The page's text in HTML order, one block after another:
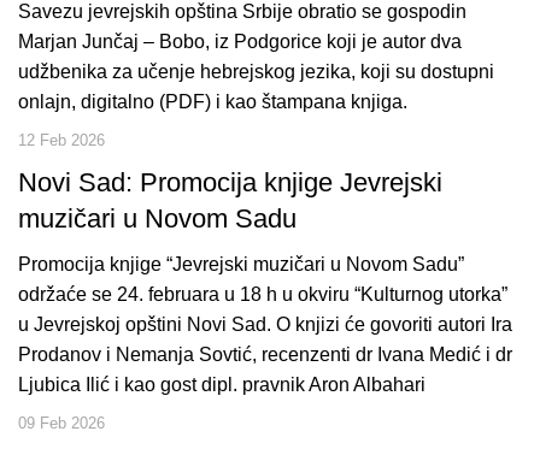
Savezu jevrejskih opština Srbije obratio se gospodin
Marjan Junčaj – Bobo, iz Podgorice koji je autor dva
udžbenika za učenje hebrejskog jezika, koji su dostupni
onlajn, digitalno (PDF) i kao štampana knjiga.
12 Feb 2026
Novi Sad: Promocija knjige Jevrejski
muzičari u Novom Sadu
Promocija knjige “Jevrejski muzičari u Novom Sadu”
održaće se 24. februara u 18 h u okviru “Kulturnog utorka”
u Jevrejskoj opštini Novi Sad. O knjizi će govoriti autori Ira
Prodanov i Nemanja Sovtić, recenzenti dr Ivana Medić i dr
Ljubica Ilić i kao gost dipl. pravnik Aron Albahari
09 Feb 2026